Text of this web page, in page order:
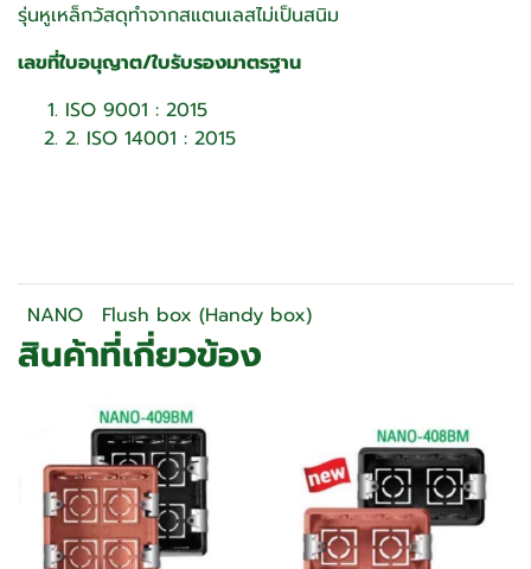
รุ่นหูเหล็กวัสดุทำจากสแตนเลสไม่เป็นสนิม
เลขที่ใบอนุญาต/ใบรับรองมาตรฐาน
ISO 9001 : 2015
2. ISO 14001 : 2015
NANO Flush box (Handy box)
สินค้าที่เกี่ยวข้อง